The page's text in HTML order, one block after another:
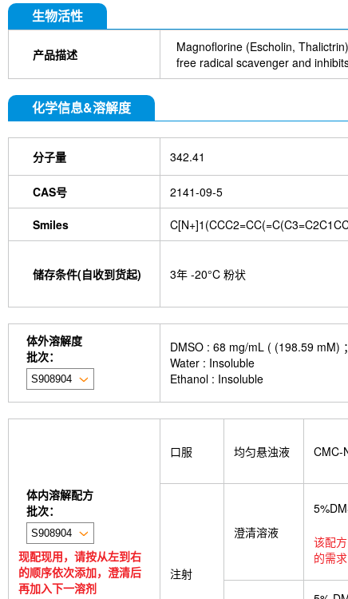
生物活性
产品描述 Magnoflorine (Escholin,
free radical scavenger and
化学信息&溶解度
分子量 342.41
CAS号 2141-09-5
Smiles
储存条件(自收到货起) 3年 -20°C 粉状
体外溶解度
批次：
DMSO : 68 mg/mL ( (198.59 mM)
Water : Insoluble
Ethanol : Insoluble
体内溶解配方
批次：
现配现用，请按从左到右
的顺序依次添加，澄清后
再加入下一溶剂
口服 均匀悬浊液 CMC-
注射
澄清溶液
该配
的需